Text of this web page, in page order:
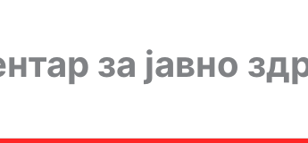
за јавно